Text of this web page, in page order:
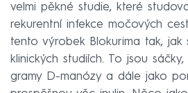
velmi pěkné studie, které
rekurentní infekce močových
tento výrobek Blokurima tak, jak
klinických studiích. To jsou
gramy D-manózy a dále jako